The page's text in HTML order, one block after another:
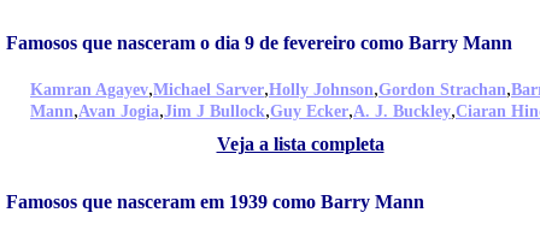
Famosos que nasceram o dia 9 de fevereiro como Barry Mann
Kamran Agayev,Michael Sarver,Holly Johnson,Gordon Strachan,
Mann,Avan Jogia,Jim J Bullock,Guy Ecker,A. J. Buckley,Ciaran
Veja a lista completa
Famosos que nasceram em 1939 como Barry Mann